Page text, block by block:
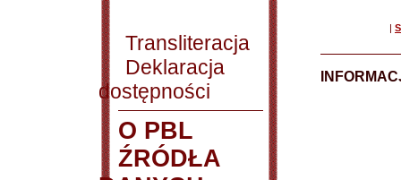
Transliteracja
Deklaracja
dostępności
O PBL
ŹRÓDŁA
|